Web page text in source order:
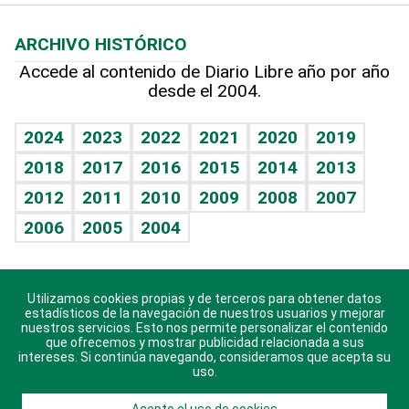
Hablando con el pediatra
Vida y familia
Eñe
Celebrando la vida
Sin complejos
En pocas palabras
Escuchando al corazón
Economía Personal
Línea de hit
TBT Deportivo
Más firmas
Hecho en casa
Guía del dinero
Cumpleaños
Horóscopos
Crucigramas
ARCHIVO HISTÓRICO
Accede al contenido de Diario Libre año por año
desde el 2004.
2024 2023 2022 2021 2020
2019
2018
2017 2016 2015 2014
2013
2012
2011 2010 2009 2008
2007
2006
2005 2004
Descarga nuestras aplicaciones para Android, iOS y
sistema Huawei.
Utilizamos cookies propias y de terceros para obtener datos
estadísticos de la navegación de nuestros usuarios y mejorar
nuestros servicios. Esto nos permite personalizar el contenido
que ofrecemos y mostrar publicidad relacionada a sus
intereses. Si continúa navegando, consideramos que acepta su
uso.